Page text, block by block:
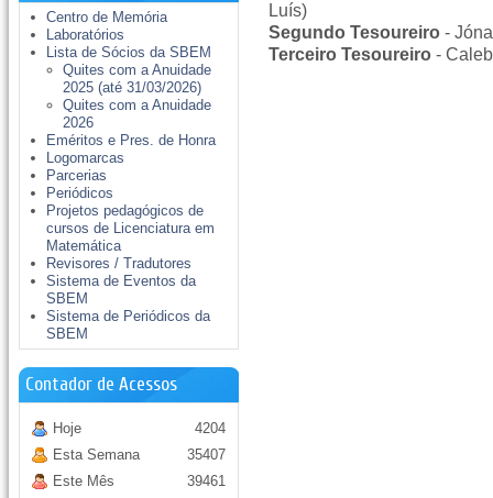
Centro de Memória
Laboratórios
Lista de Sócios da SBEM
Quites com a Anuidade
2025 (até 31/03/2026)
Quites com a Anuidade
2026
Eméritos e Pres. de Honra
Logomarcas
Parcerias
Periódicos
Projetos pedagógicos de
cursos de Licenciatura em
Matemática
Revisores / Tradutores
Sistema de Eventos da
SBEM
Sistema de Periódicos da
SBEM
Contador de Acessos
Hoje
Esta Semana
Este Mês
4204
35407
39461
Luís)
Segundo Tesoureiro -
Terceiro Tesoureiro-